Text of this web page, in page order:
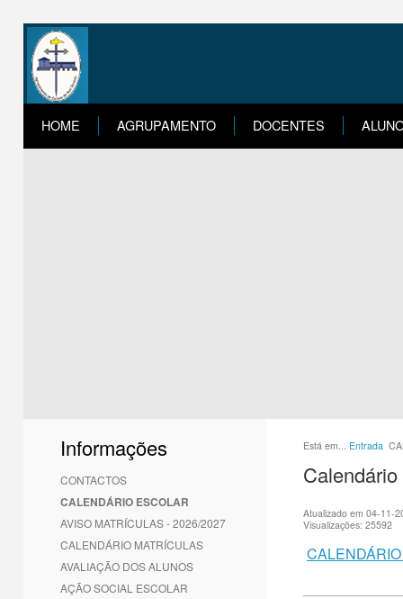
HOME AGRUPAMENTO DOCENTES
Informações
CONTACTOS
CALENDÁRIO ESCOLAR
AVISO MATRÍCULAS - 2026/2027
CALENDÁRIO MATRÍCULAS
AVALIAÇÃO DOS ALUNOS
AÇÃO SOCIAL ESCOLAR
Está em... Entrada
Atualizado em 04-11-
Visualizações: 25592